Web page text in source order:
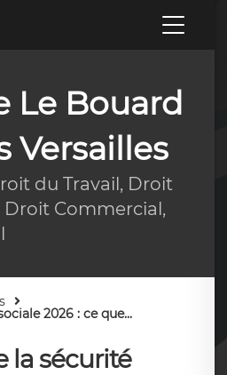
Le Bouard
Versailles
du Travail, Droit
Droit Commercial,
2026 : ce que...
la sécurité